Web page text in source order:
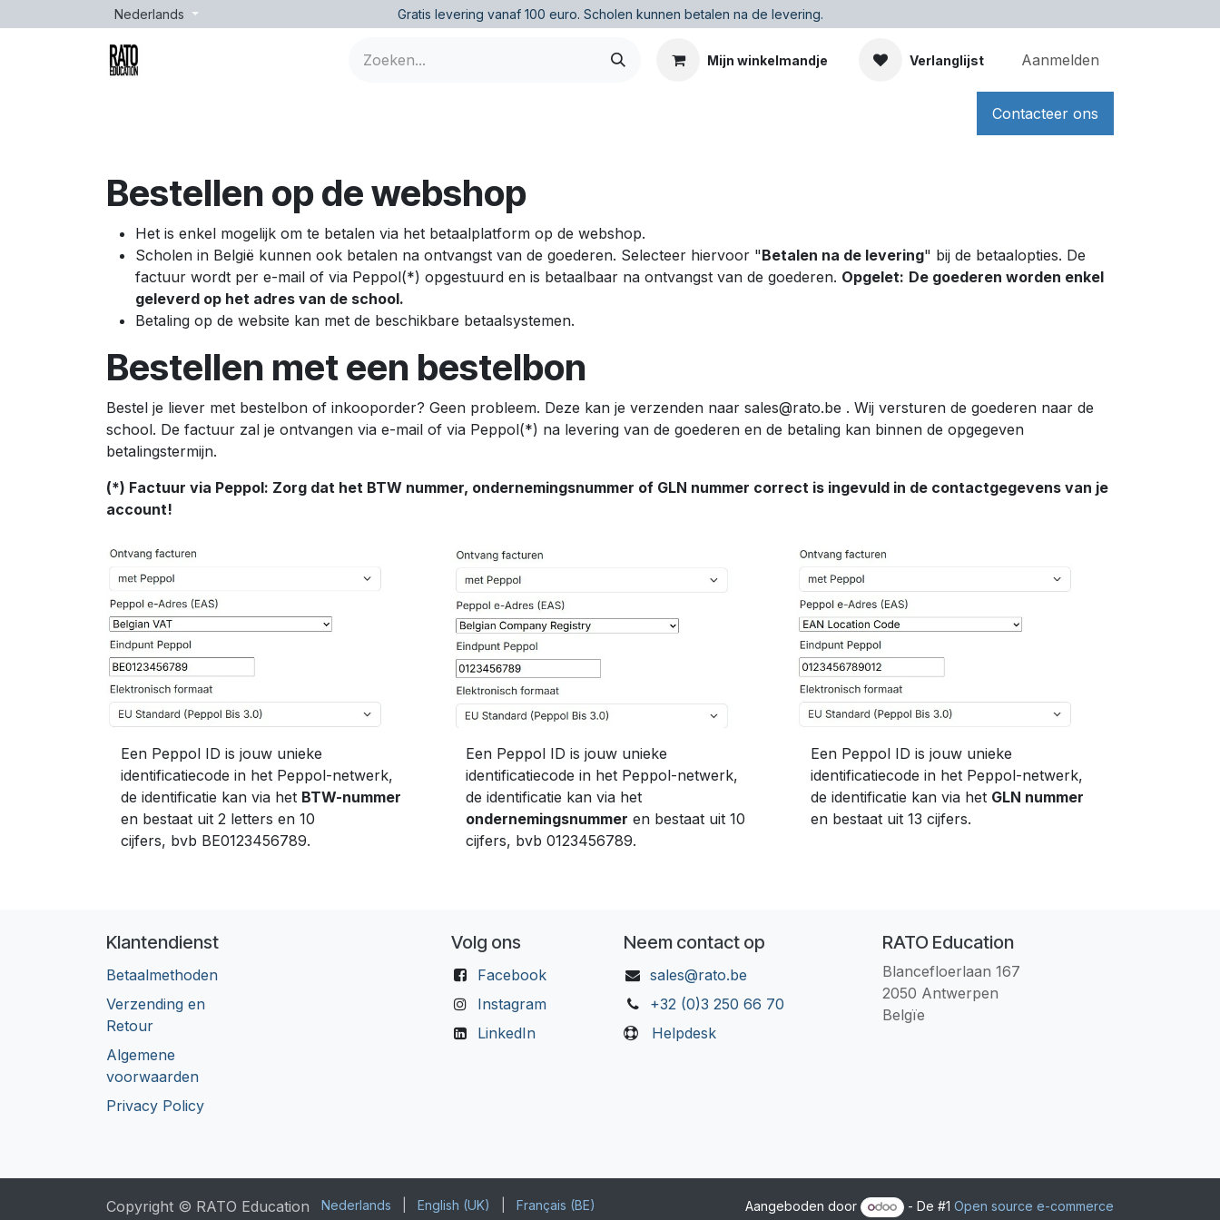
Overslaan naar inhoud
Nederlands Gratis levering vanaf 100 euro. Scholen kunnen betalen na de levering.
Mijn winkelmandje Verlanglijst Aanmelden
Contacteer ons
Bestellen op de webshop
Het is enkel mogelijk om te betalen via het betaalplatform op de webshop.
Scholen in België kunnen ook betalen na ontvangst van de goederen. Selecteer hiervoor "Betalen na de levering" bij de betaalopties. De
factuur wordt per e-mail of via Peppol(*) opgestuurd en is betaalbaar na ontvangst van de goederen. Opgelet: De goederen worden enkel
geleverd op het adres van de school.
Betaling op de website kan met de beschikbare betaalsystemen.
Bestellen met een bestelbon
Bestel je liever met bestelbon of inkooporder? Geen probleem. Deze kan je verzenden naar sales@rato.be . Wij versturen de goederen naar de
school. De factuur zal je ontvangen via e-mail of via Peppol(*) na levering van de goederen en de betaling kan binnen de opgegeven
betalingstermijn.
(*) Factuur via Peppol: Zorg dat het BTW nummer, ondernemingsnummer of GLN nummer correct is ingevuld in de contactgegevens van je
account!
Een Peppol ID is jouw unieke
identificatiecode in het Peppol-netwerk,
de identificatie kan via het BTW-nummer
en bestaat uit 2 letters en 10
cijfers, bvb BE0123456789.
Een Peppol ID is jouw unieke
identificatiecode in het Peppol-netwerk,
de identificatie kan via het
ondernemingsnummer en bestaat uit 10
cijfers, bvb 0123456789.
Een Peppol ID is jouw unieke
identificatiecode in het Peppol-netwerk,
de identificatie kan via het GLN nummer
en bestaat uit 13 cijfers.
Klantendienst
Betaalmethoden
Verzending en
Retour
Algemene
voorwaarden
Privacy Policy
Volg ons
Facebook
Instagram
LinkedIn
Neem contact op
sales@rato.be
+32 (0)3 250 66 70
Helpdesk
RATO Education
Blancefloerlaan 167
2050 Antwerpen
Belgïe
Copyright © RATO Education Nederlands English (UK) Français (BE) Aangeboden door - De #1 Open source e-commerce